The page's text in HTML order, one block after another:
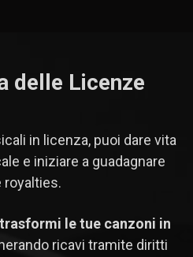
delle Licenze
in licenza, puoi dare vita
e iniziare a guadagnare
royalties.
trasformi le tue canzoni in
ricavi tramite diritti